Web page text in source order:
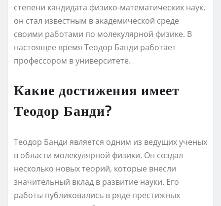
степени кандидата физико-математических наук,
он стал известным в академической среде
своими работами по молекулярной физике. В
настоящее время Теодор Банди работает
профессором в университете.
Какие достижения имеет
Теодор Банди?
Теодор Банди является одним из ведущих ученых
в области молекулярной физики. Он создал
несколько новых теорий, которые внесли
значительный вклад в развитие науки. Его
работы публиковались в ряде престижных